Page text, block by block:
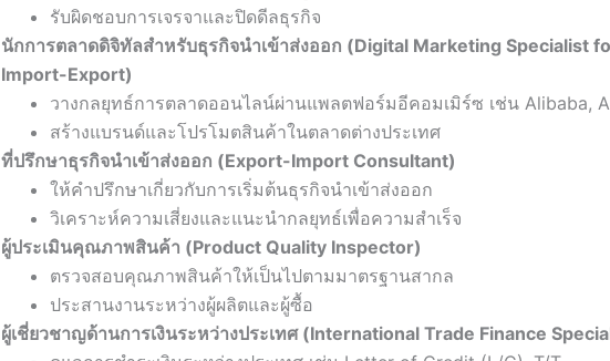
รับผิดชอบการเจรจาและปิดดีลธุรกิจ
นักการตลาดดิจิทัลสำหรับธุรกิจนำเข้าส่งออก (Digital Marketing Specialist
Import-Export)
วางกลยุทธ์การตลาดออนไลน์ผ่านแพลตฟอร์มอีคอมเมิร์ซ เช่น Alibaba,
สร้างแบรนด์และโปรโมตสินค้าในตลาดต่างประเทศ
ที่ปรึกษาธุรกิจนำเข้าส่งออก (Export-Import Consultant)
ให้คำปรึกษาเกี่ยวกับการเริ่มต้นธุรกิจนำเข้าส่งออก
วิเคราะห์ความเสี่ยงและแนะนำกลยุทธ์เพื่อความสำเร็จ
ผู้ประเมินคุณภาพสินค้า (Product Quality Inspector)
ตรวจสอบคุณภาพสินค้าให้เป็นไปตามมาตรฐานสากล
ประสานงานระหว่างผู้ผลิตและผู้ซื้อ
ผู้เชี่ยวชาญด้านการเงินระหว่างประเทศ (International Trade Finance